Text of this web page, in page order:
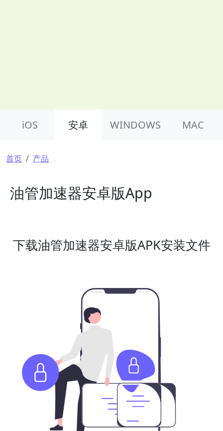
iOS 安卓 WINDOWS MAC
面包屑
首页 产品
油管加速器安卓版App
下载油管加速器安卓版APK安装文件